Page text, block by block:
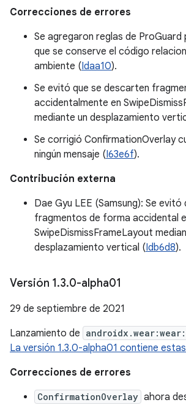
Correcciones de errores
Se agregaron reglas de
que se conserve el código
ambiente (Idaa10).
Se evitó que se descarten
accidentalmente en
mediante un desplazamiento
Se corrigió ConfirmationOverlay
ningún mensaje (I63e6f).
Contribución externa
Dae Gyu LEE (Samsung): Se
fragmentos de forma accidental
SwipeDismissFrameLayout
desplazamiento vertical (Idb6d8).
Versión 1.3.0-alpha01
29 de septiembre de 2021
Lanzamiento de
La versión 1.3.0-alpha01 contiene
Correcciones de errores
ConfirmationOverlay ahora